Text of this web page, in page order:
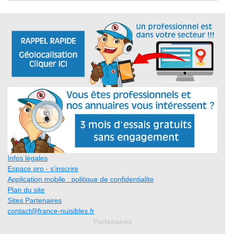
Infos légales
Espace pro - s'inscrire
Application mobile : politique de confidentialite
Plan du site
Sites Partenaires
contact@france-nuisibles.fr
Partenaires